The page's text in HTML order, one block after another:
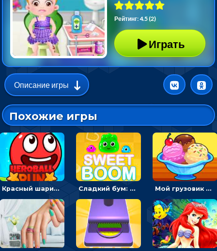
Рейтинг: 4.5 (2)
Играть
Описание игры
Похожие игры
Красный шарик-герой в бегах: прыгать, чтобы избегать препятствий Сладкий бум: тапнуть, чтобы взорвать желейки - головоломка Мой грузовик с мороженным: принимать заказы и готовить десерты